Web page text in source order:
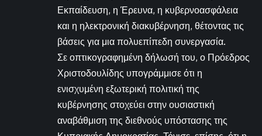
Εκπαίδευση, η Έρευνα, η κυβερνοασφάλεια
και η ηλεκτρονική διακυβέρνηση, θέτοντας τις
βάσεις για μια πολυεπίπεδη συνεργασία.
Σε οπτικογραφημένη δήλωσή του, ο Πρόεδρος
Χριστοδουλίδης υπογράμμισε ότι η
ενισχυμένη εξωτερική πολιτική της
κυβέρνησης στοχεύει στην ουσιαστική
αναβάθμιση της διεθνούς υπόστασης της